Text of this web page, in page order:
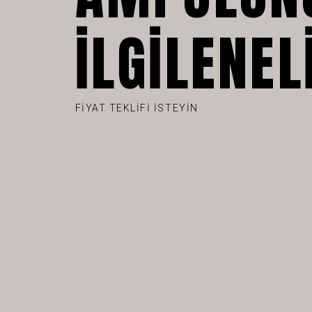
FIYAT TEKLIFI ISTEYIN